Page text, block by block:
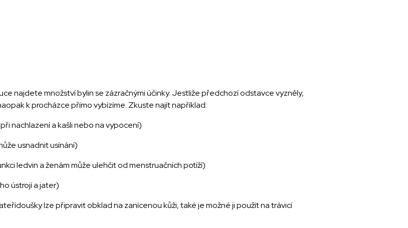
najdete množství bylin se zázračnými účinky. Jestliže předchozí odstavce vyzněly,
k procházce přímo vybízíme. Zkuste najít například:
nachlazení a kašli nebo na vypocení)
usnadnit usínání)
ledvin a ženám může ulehčit od menstruačních potíží)
ústrojí a jater)
lze připravit obklad na zanícenou kůži, také je možné ji použít na trávicí